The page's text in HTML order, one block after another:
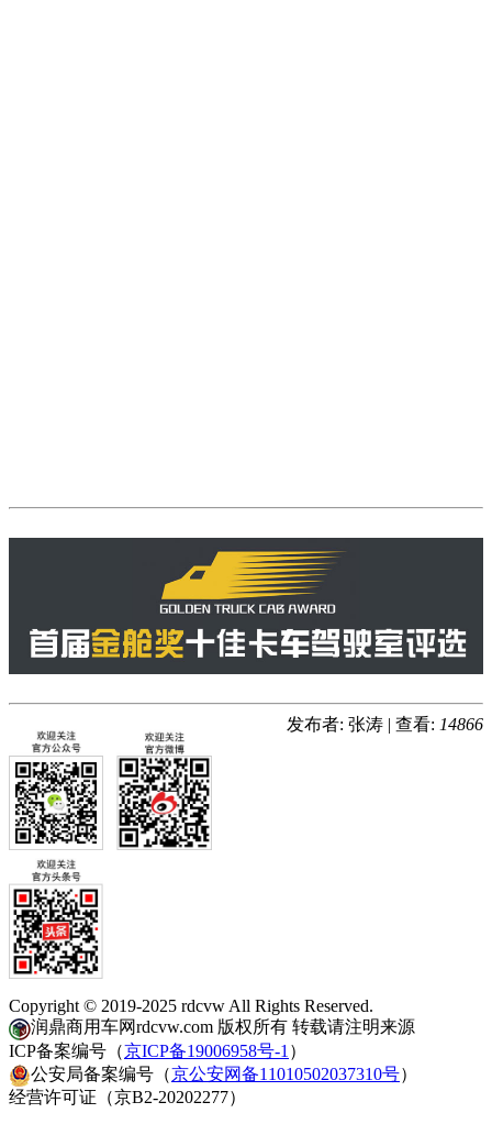
发布者: 张涛 | 查看: 14866
Copyright © 2019-2025 rdcvw All Rights Reserved.
润鼎商用车网rdcvw.com 版权所有 转载请注明来源
ICP备案编号（京ICP备19006958号-1 ）
公安局备案编号（京公安网备11010502037310号）
经营许可证（京B2-20202277）